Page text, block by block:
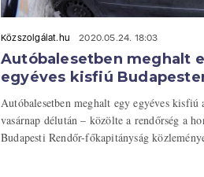
Közszolgálat.hu 2020.05.24. 18:03
Autóbalesetben meghalt
egyéves kisfiú
Autóbalesetben meghalt egy egyéves kisfiú
vasárnap délután – közölte a rendőrség
Budapesti Rendőr-főkapitányság